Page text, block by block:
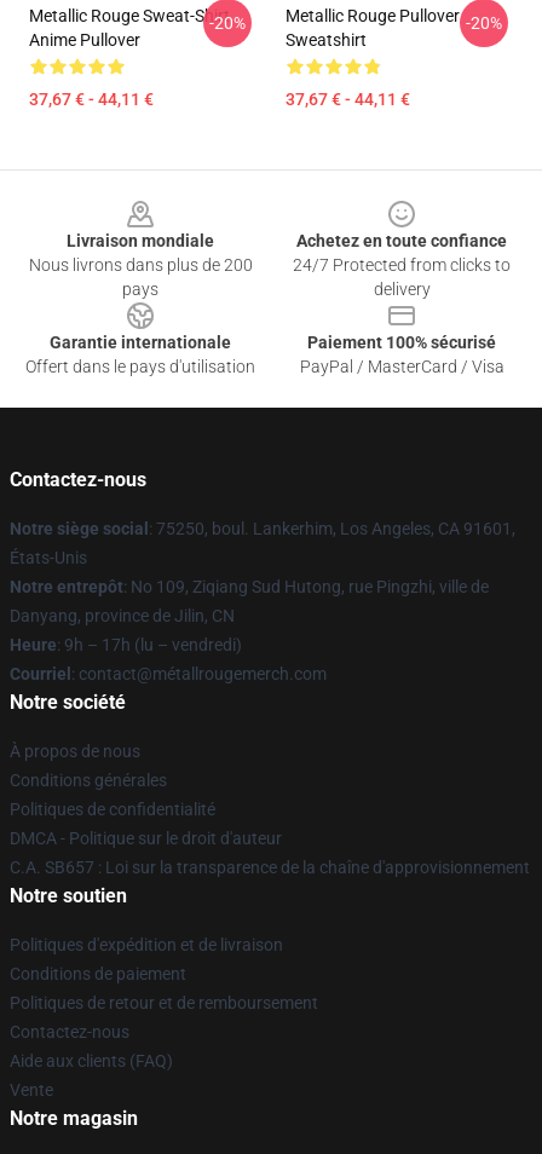
Metallic Rouge Sweat-Shirt
Anime Pullover
37,67 € - 44,11 €
-20%
Metallic Rouge Pullover
Sweatshirt
37,67 € - 44,11 €
-20%
Livraison mondiale
Nous livrons dans plus de 200
pays
Achetez en toute confiance
24/7 Protected from clicks to
delivery
Garantie internationale
Offert dans le pays d'utilisation
Paiement 100% sécurisé
PayPal / MasterCard / Visa
Contactez-nous
Notre siège social : 75250, boul. Lankerhim, Los Angeles, CA 91601,
États-Unis
Notre entrepôt: No 109, Ziqiang Sud Hutong, rue Pingzhi, ville de
Danyang, province de Jilin, CN
Heure: 9h – 17h (lu – vendredi)
Courriel : contact@métallrougemerch.com
Notre société
À propos de nous
Conditions générales
Politiques de confidentialité
DMCA - Politique sur le droit d'auteur
C.A. SB657 : Loi sur la transparence de la chaîne d'approvisionnement
Notre soutien
Politiques d'expédition et de livraison
Conditions de paiement
Politiques de retour et de remboursement
Contactez-nous
Aide aux clients (FAQ)
Vente
Notre magasin